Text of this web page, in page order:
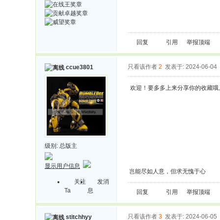
回复 引用 举报顶端
ccue3801
级别: 总版主
显示用户信息
关注
Ta
发消
息
只看该作者 2 发表于: 2024-06-04
欢迎！要多多上来分享你的收藏哦
岂能尽如人意，但求无愧于心
回复 引用 举报顶端
stitchhyy 只看该作者 3 发表于: 2024-06-05